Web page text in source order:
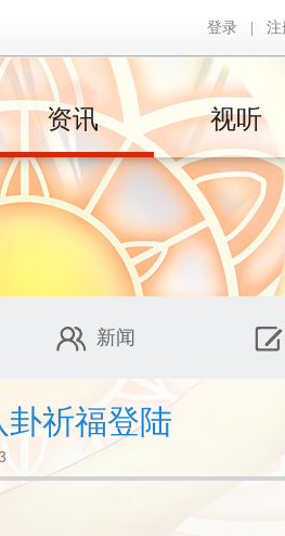
登录 注
资讯 视听
新闻
卦祈福登陆